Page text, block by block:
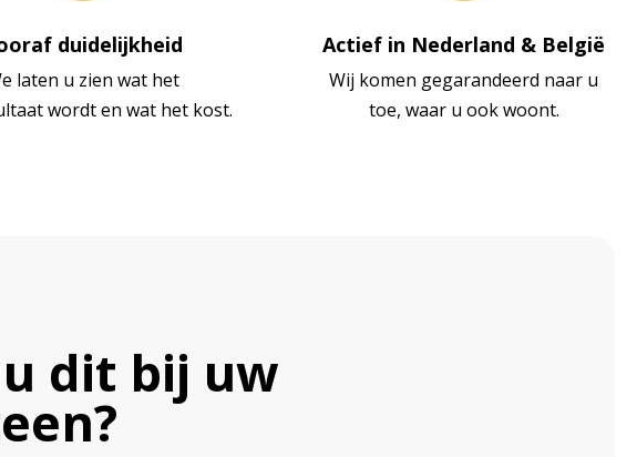
duidelijkheid
laten u zien wat het
wordt en wat het kost.
Actief in Nederland & België
Wij komen gegarandeerd naar u
toe, waar u ook woont.
dit bij uw